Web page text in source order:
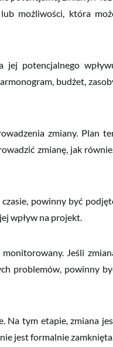
możliwości, która może
potencjalnego wpływu
budżet, zasoby
zmiany. Plan ten
zmianę, jak również
powinny być podjęte
wpływ na projekt.
Jeśli zmiana
problemów, powinny być
Na tym etapie, zmiana jest
jest formalnie zamknięta.